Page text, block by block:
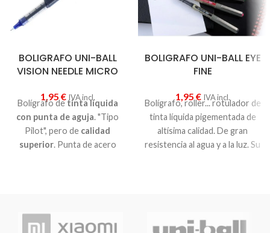
BOLIGRAFO UNI-BALL
VISION NEEDLE MICRO
1,95 € IVA incl.
Bolígrafo detinta líquida
con punta de aguja. "Tipo
Pilot", pero de calidad
superior. Punta de acero
muy suave
resistente al agua y a la luz.
BOLIGRAFO UNI-BALL EYE
FINE
1,95 € IVA incl.
Bolígrafo, roller... rotulador de
tinta líquida pigementada de
altísima calidad. De gran
resistencia al agua y a la luz. Su
con trazo medio. Uni-Ball